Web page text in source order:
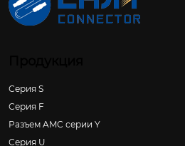
Серия S
Серия F
Разъем AMC серии Y
Серия U